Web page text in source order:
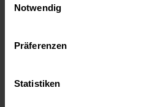
eingesetzt werden.
Es steht Ihnen frei, unsere Seite
Cookies zu benutzen, eine
oder durch Auswahl von „Alle
Notwendig
Präferenzen
Statistiken